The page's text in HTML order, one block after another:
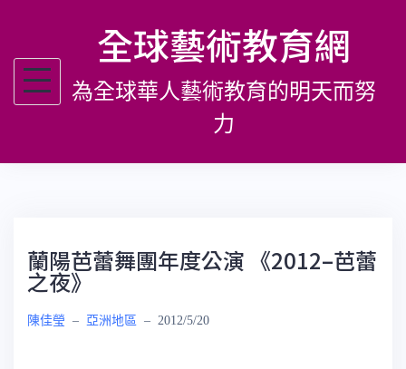
主
全球藝術教育網
為全球華人藝術教育的明天而努
力
蘭陽芭蕾舞團年度公演 《2012–芭蕾
之夜》
陳佳瑩 – 亞洲地區 – 2012/5/20